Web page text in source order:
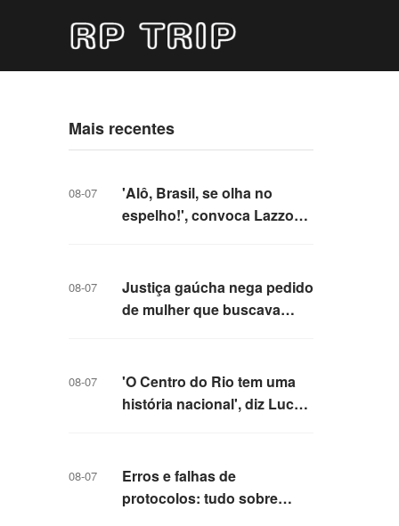
Mais recentes
08-07
'Alô, Brasil, se olha no
espelho!', convoca Lazzo
da cultura afro-indígena
08-07
Justiça gaúcha nega pedido
de mulher que buscava
casamento
08-07
'O Centro do Rio tem uma
história nacional', diz Lucas
08-07
Erros e falhas de
protocolos: tudo sobre